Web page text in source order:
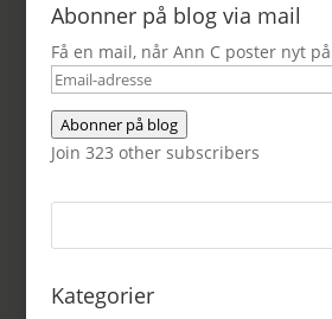
Abonner på blog via mail
Få en mail, når Ann C poster nyt
Email-
adresse
Abonner på blog
Join 323 other subscribers
Kategorier